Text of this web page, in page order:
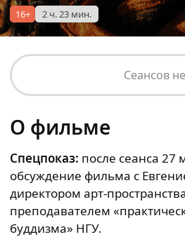
16+ 2 ч. 23 мин.
Сеансов
О фильме
Спецпоказ: после сеанса 27
обсуждение фильма с
директором арт-
преподавателем
буддизма» НГУ.